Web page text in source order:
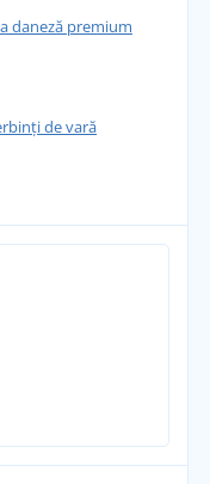
daneză premium
de vară